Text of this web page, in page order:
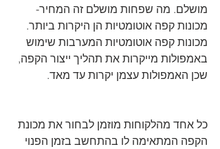
מושלם. מה שפחות מושלם זה המחיר-
מכונות קפה אוטומטיות הן היקרות ביותר.
מכונות קפה אוטומטיות המערבות שימוש
באמפולות מייקרות את תהליך ייצור הקפה,
שכן האמפולות עצמן יקרות עד מאד.
כל אחד מהלקוחות מוזמן לבחור את מכונת
הקפה המתאימה לו בהתחשב בזמן הפנוי